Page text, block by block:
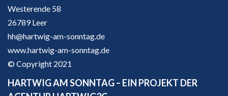
Westerende 58
26789 Leer
hh@hartwig-am-sonntag.de
www.hartwig-am-sonntag.de
© Copyright 2021
HARTWIG AM SONNTAG – EIN PROJEKT DER